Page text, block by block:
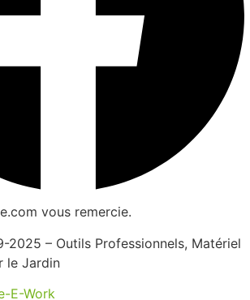
vous remercie.
2025 – Outils Professionnels, Matériel
le Jardin
E-Work